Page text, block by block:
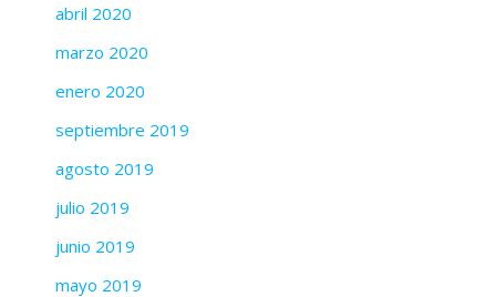
abril 2020
marzo 2020
enero 2020
septiembre 2019
agosto 2019
julio 2019
junio 2019
mayo 2019